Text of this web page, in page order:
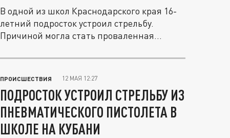
В одной из школ Краснодарского края 16-
летний подросток устроил стрельбу.
Причиной могла стать проваленная...
ПРОИСШЕСТВИЯ 12 МАЯ 12:27
ПОДРОСТОК УСТРОИЛ СТРЕЛЬБУ ИЗ
ПНЕВМАТИЧЕСКОГО ПИСТОЛЕТА В
ШКОЛЕ НА КУБАНИ